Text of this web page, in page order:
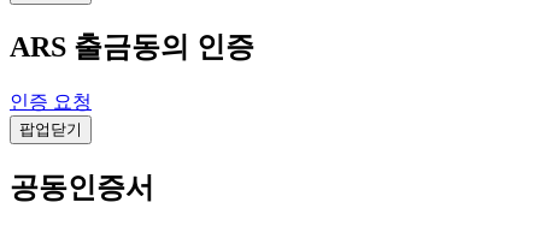
ARS 출금동의 인증
인증 요청
팝업닫기
공동인증서